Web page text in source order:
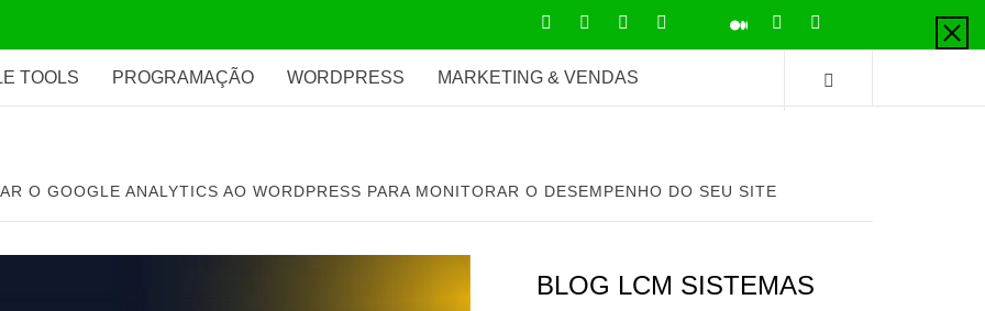
LinkedInInstagramFacebookYoutube PinterestTiktok
TOOLS PROGRAMAÇÃO WORDPRESS MARKETING & VENDAS
O GOOGLE ANALYTICS AO WORDPRESS PARA MONITORAR O DESEMPENHO DO SEU SITE
BLOG LCM SISTEMAS